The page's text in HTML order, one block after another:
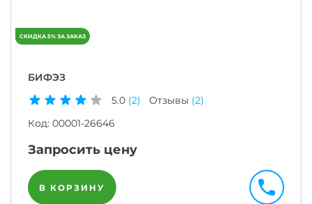
БИФЭЗ
5.0 (2) Отзывы (2)
Код: 00001-26646
Запросить цену
В КОРЗИНУ